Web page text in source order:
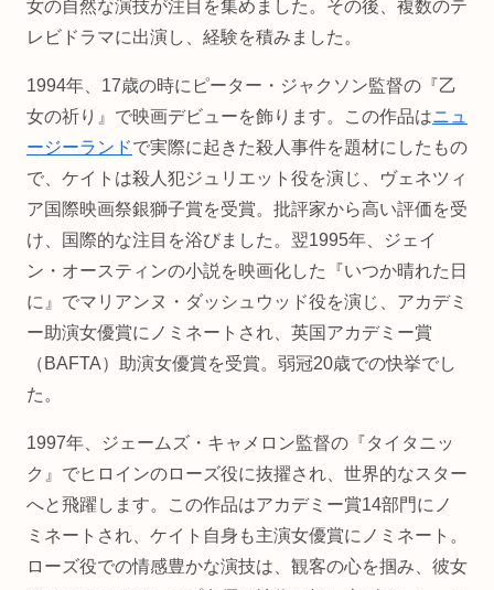
女の自然な演技が注目を集めました。その後、複数のテ
レビドラマに出演し、経験を積みました。
1994年、17歳の時にピーター・ジャクソン監督の『乙
女の祈り』で映画デビューを飾ります。この作品はニュ
ージーランドで実際に起きた殺人事件を題材にしたもの
で、ケイトは殺人犯ジュリエット役を演じ、ヴェネツィ
ア国際映画祭銀獅子賞を受賞。批評家から高い評価を受
け、国際的な注目を浴びました。翌1995年、ジェイ
ン・オースティンの小説を映画化した『いつか晴れた日
に』でマリアンヌ・ダッシュウッド役を演じ、アカデミ
ー助演女優賞にノミネートされ、英国アカデミー賞
（BAFTA）助演女優賞を受賞。弱冠20歳での快挙でし
た。
1997年、ジェームズ・キャメロン監督の『タイタニッ
ク』でヒロインのローズ役に抜擢され、世界的なスター
へと飛躍します。この作品はアカデミー賞14部門にノ
ミネートされ、ケイト自身も主演女優賞にノミネート。
ローズ役での情感豊かな演技は、観客の心を掴み、彼女